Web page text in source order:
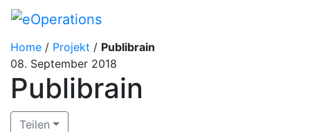
Home / Projekt / Publibrain
08. September 2018
Publibrain
Teilen